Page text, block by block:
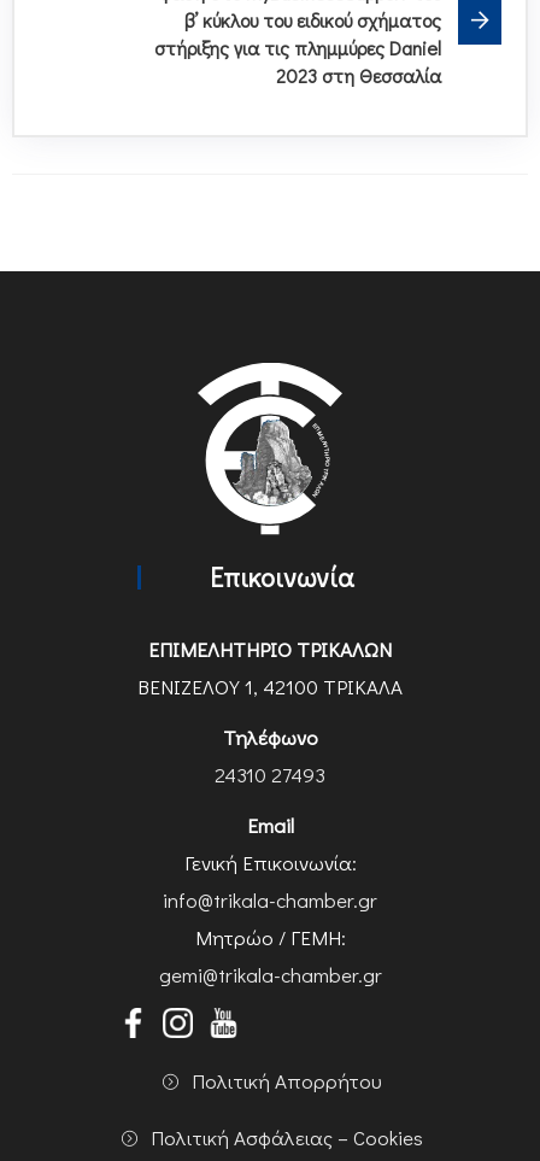
β’ κύκλου του ειδικού σχήματος
στήριξης για τις πλημμύρες Daniel
2023 στη Θεσσαλία
Επικοινωνία
ΕΠΙΜΕΛΗΤΗΡΙΟ ΤΡΙΚΑΛΩΝ
ΒΕΝΙΖΕΛΟΥ 1, 42100 ΤΡΙΚΑΛΑ
Τηλέφωνο
24310 27493
Email
Γενική Επικοινωνία:
info@trikala-chamber.gr
Μητρώο / ΓΕΜΗ:
gemi@trikala-chamber.gr
Πολιτική Απορρήτου
Πολιτική Ασφάλειας – Cookies